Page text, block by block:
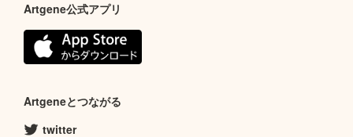
Artgene公式アプリ
Artgeneとつながる
twitter